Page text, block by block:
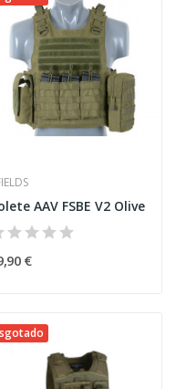
AAV FSBE V2 Olive
€